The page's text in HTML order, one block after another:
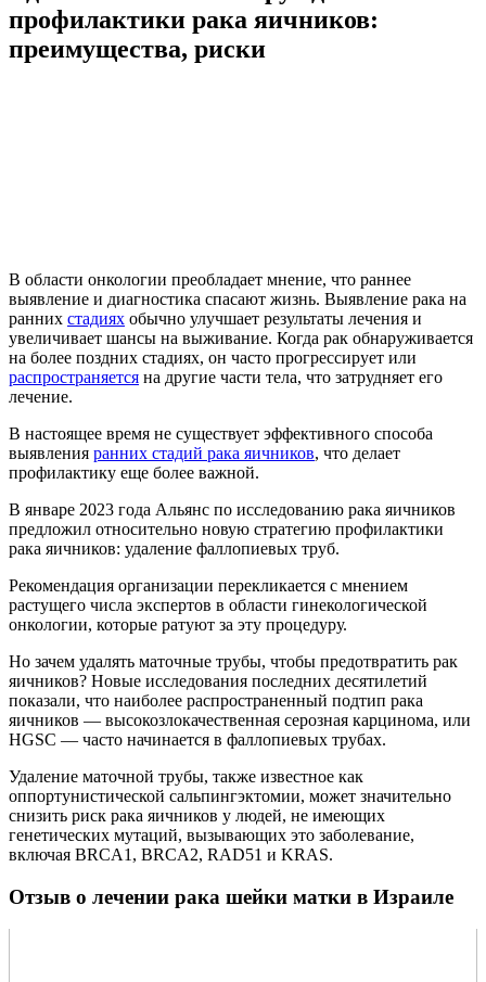
профилактики рака яичников:
преимущества, риски
В области онкологии преобладает мнение, что раннее
выявление и диагностика спасают жизнь. Выявление рака на
ранних стадиях обычно улучшает результаты лечения и
увеличивает шансы на выживание. Когда рак обнаруживается
на более поздних стадиях, он часто прогрессирует или
распространяется на другие части тела, что затрудняет его
лечение.
В настоящее время не существует эффективного способа
выявления ранних стадий рака яичников, что делает
профилактику еще более важной.
В январе 2023 года Альянс по исследованию рака яичников
предложил относительно новую стратегию профилактики
рака яичников: удаление фаллопиевых труб.
Рекомендация организации перекликается с мнением
растущего числа экспертов в области гинекологической
онкологии, которые ратуют за эту процедуру.
Но зачем удалять маточные трубы, чтобы предотвратить рак
яичников? Новые исследования последних десятилетий
показали, что наиболее распространенный подтип рака
яичников — высокозлокачественная серозная карцинома, или
HGSC — часто начинается в фаллопиевых трубах.
Удаление маточной трубы, также известное как
оппортунистической сальпингэктомии, может значительно
снизить риск рака яичников у людей, не имеющих
генетических мутаций, вызывающих это заболевание,
включая BRCA1, BRCA2, RAD51 и KRAS.
Отзыв о лечении рака шейки матки в Израиле